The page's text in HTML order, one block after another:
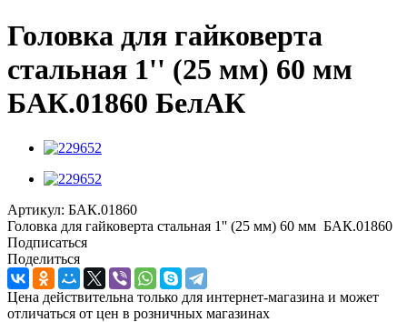
Головка для гайковерта
стальная 1'' (25 мм) 60 мм
БАК.01860 БелАК
Артикул: БАК.01860
Головка для гайковерта стальная 1'' (25 мм) 60 мм БАК.01860
Подписаться
Поделиться
Цена действительна только для интернет-магазина и может
отличаться от цен в розничных магазинах